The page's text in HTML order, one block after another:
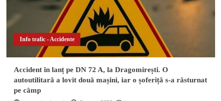
Info trafic - Accidente
Accident în lanț pe DN 72 A, la Dragomirești. O
autoutilitară a lovit două mașini, iar o șoferiță s-a răsturnat
pe câmp